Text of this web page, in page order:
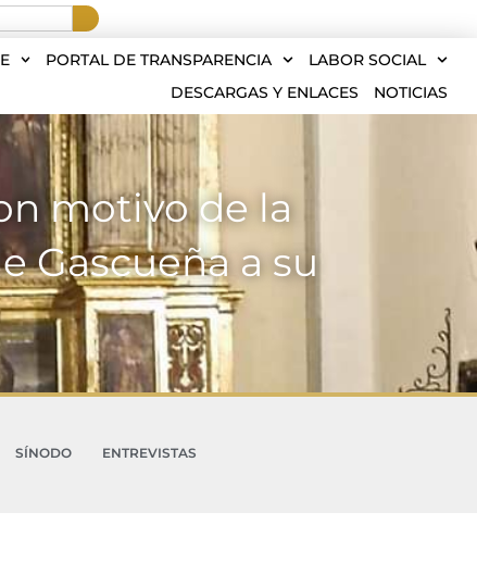
PORTAL DE TRANSPARENCIA
LABOR SOCIAL
DESCARGAS Y ENLACES
NOTICIAS
motivo de la
Gascueña a su
SÍNODO
ENTREVISTAS